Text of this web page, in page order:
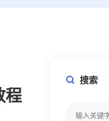
程
搜索